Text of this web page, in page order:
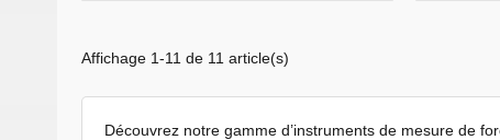
Affichage 1-11 de 11 article(s)
Découvrez notre gamme d’instruments de mesure de